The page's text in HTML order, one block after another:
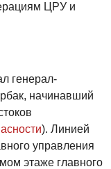
ЦРУ и
генерал-
начинавший
). Линией
управления
этаже главного